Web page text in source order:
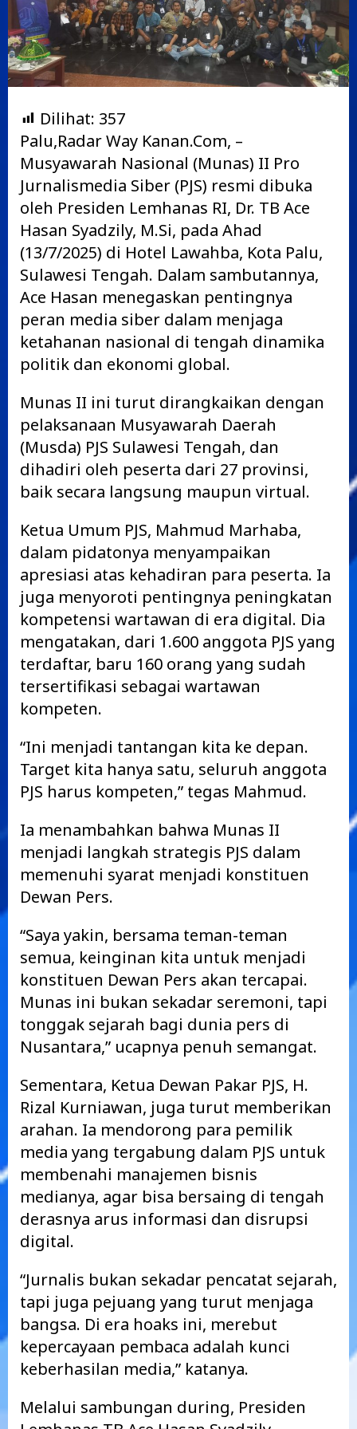
Dilihat: 357
Palu,Radar Way Kanan.Com, –
Musyawarah Nasional (Munas) II Pro
Jurnalismedia Siber (PJS) resmi dibuka
oleh Presiden Lemhanas RI, Dr. TB Ace
Hasan Syadzily, M.Si, pada Ahad
(13/7/2025) di Hotel Lawahba, Kota Palu,
Sulawesi Tengah. Dalam sambutannya,
Ace Hasan menegaskan pentingnya
peran media siber dalam menjaga
ketahanan nasional di tengah dinamika
politik dan ekonomi global.
Munas II ini turut dirangkaikan dengan
pelaksanaan Musyawarah Daerah
(Musda) PJS Sulawesi Tengah, dan
dihadiri oleh peserta dari 27 provinsi,
baik secara langsung maupun virtual.
Ketua Umum PJS, Mahmud Marhaba,
dalam pidatonya menyampaikan
apresiasi atas kehadiran para peserta. Ia
juga menyoroti pentingnya peningkatan
kompetensi wartawan di era digital. Dia
mengatakan, dari 1.600 anggota PJS yang
terdaftar, baru 160 orang yang sudah
tersertifikasi sebagai wartawan
kompeten.
“Ini menjadi tantangan kita ke depan.
Target kita hanya satu, seluruh anggota
PJS harus kompeten,” tegas Mahmud.
Ia menambahkan bahwa Munas II
menjadi langkah strategis PJS dalam
memenuhi syarat menjadi konstituen
Dewan Pers.
“Saya yakin, bersama teman-teman
semua, keinginan kita untuk menjadi
konstituen Dewan Pers akan tercapai.
Munas ini bukan sekadar seremoni, tapi
tonggak sejarah bagi dunia pers di
Nusantara,” ucapnya penuh semangat.
Sementara, Ketua Dewan Pakar PJS, H.
Rizal Kurniawan, juga turut memberikan
arahan. Ia mendorong para pemilik
media yang tergabung dalam PJS untuk
membenahi manajemen bisnis
medianya, agar bisa bersaing di tengah
derasnya arus informasi dan disrupsi
digital.
“Jurnalis bukan sekadar pencatat sejarah,
tapi juga pejuang yang turut menjaga
bangsa. Di era hoaks ini, merebut
kepercayaan pembaca adalah kunci
keberhasilan media,” katanya.
Melalui sambungan during, Presiden